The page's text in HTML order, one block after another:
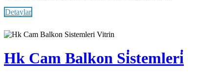
Detaylar
Vitrin
Hk Cam Balkon Si̇stemleri̇